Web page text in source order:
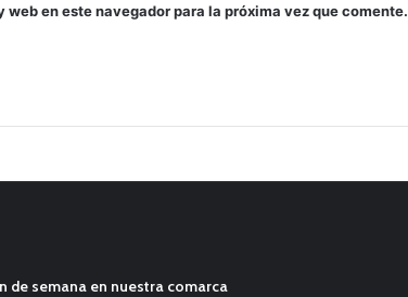
en este navegador para la próxima vez que comente.
de semana en nuestra comarca